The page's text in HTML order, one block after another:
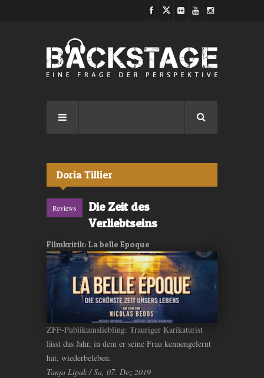
Doria Tillier
Reviews
Die Zeit des
Verliebtseins
Filmkritik: La belle Epoque
ZFF-Publikumsliebling: Trauriger Karikaturist
lässt das Jahr, in dem er seine Frau kennengelernt
hat, wiederbeleben.
Tanja Lipak / Sa, 07. Dez 2019